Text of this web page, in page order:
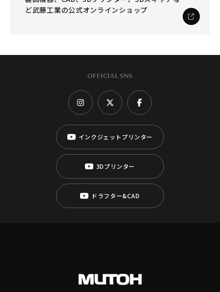
ど武藤工業の公式オンラインショップ
OFFICIAL SNS
インクジェットプリンター
3Dプリンター
ドラフター&CAD